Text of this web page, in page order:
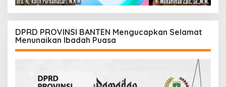
DPRD PROVINSI BANTEN Mengucapkan Selamat
Menunaikan Ibadah Puasa